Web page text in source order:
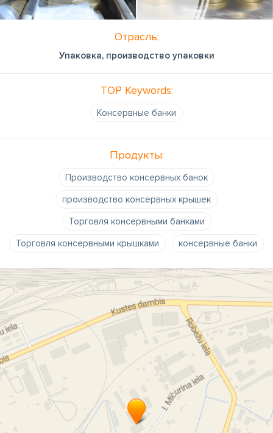
Отрасль:
Упаковка, производство упаковки
TOP Keywords:
Консервные банки
Продукты:
Производство консервных банок
производство консервных крышек
Торговля консервными банками
Торговля консервными крышками
консервные банки